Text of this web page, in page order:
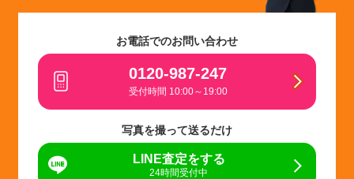
お電話でのお問い合わせ
0120-987-247
受付時間 10:00～19:00
写真を撮って送るだけ
LINE査定をする
24時間受付中